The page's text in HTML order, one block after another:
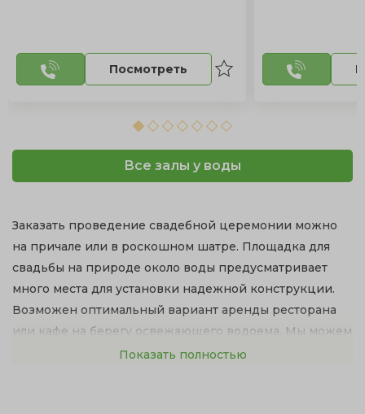
Посмотреть
Все залы у воды
Заказать проведение свадебной церемонии можно
на причале или в роскошном шатре. Площадка для
свадьбы на природе около воды предусматривает
много места для установки надежной конструкции.
Возможен оптимальный вариант аренды ресторана
или кафе на берегу освежающего водоема. Мы можем
предложить великолепные банкетные залы с
Показать полностью